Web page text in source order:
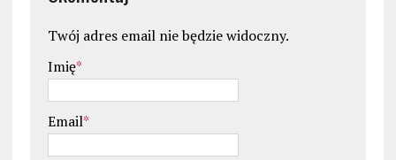
Twój adres email nie będzie widoczny.
Imię*
Email*